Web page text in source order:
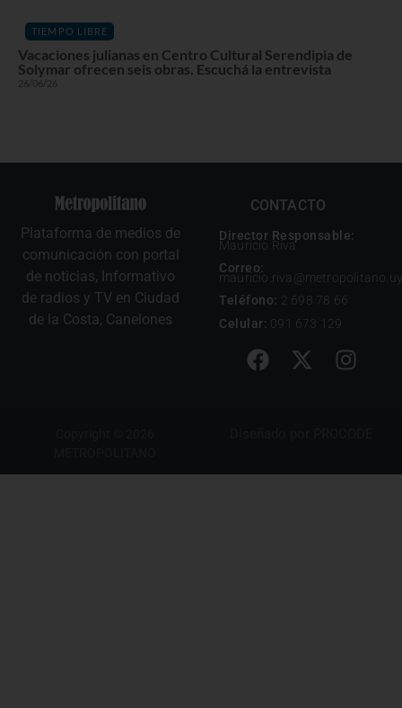
TIEMPO LIBRE
Vacaciones julianas en Centro Cultural Serendipia de
Solymar ofrecen seis obras. Escuchá la entrevista
26/06/26
Plataforma de medios de
comunicación con portal
de noticias, Informativo
de radios y TV en Ciudad
de la Costa, Canelones
CONTACTO
Director Responsable:
Mauricio Riva
Correo:
mauricio.riva@metropolitano.uy
Teléfono: 2 698 78 66
Celular: 091 673 129